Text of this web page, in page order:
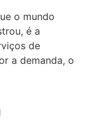
o mundo
é a
de
a demanda, o